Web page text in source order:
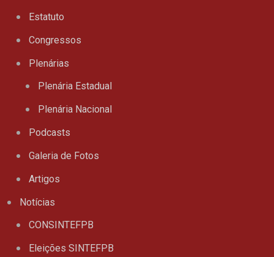
Estatuto
Congressos
Plenárias
Plenária Estadual
Plenária Nacional
Podcasts
Galeria de Fotos
Artigos
Notícias
CONSINTEFPB
Eleições SINTEFPB